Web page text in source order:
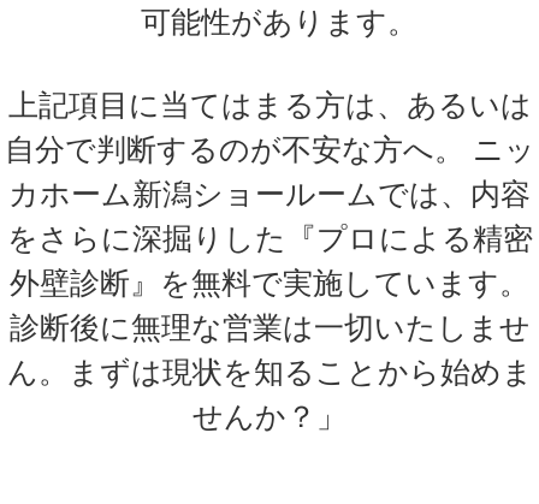
可能性があります。
上記項目に当てはまる方は、あるいは
自分で判断するのが不安な方へ。 ニッ
カホーム新潟ショールームでは、内容
をさらに深掘りした『プロによる精密
外壁診断』を無料で実施しています。
診断後に無理な営業は一切いたしませ
ん。まずは現状を知ることから始めま
せんか？」